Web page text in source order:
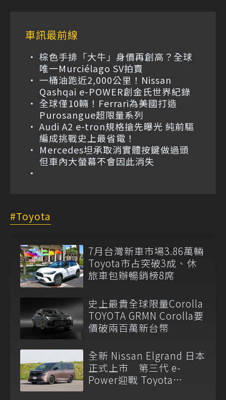
車訊最前線
棕色手排「大牛」身價再創高？全球
唯一Murciélago SV拍賣
一桶油跑近2,000公里！Nissan
Qashqai e-POWER創金氏世界紀錄
全球僅10輛！Ferrari為美國打造
Purosangue超限量系列
Audi A2 e-tron規格搶先曝光 純前驅
編成挑戰史上最省電！
Mercedes坦承取消實體按鍵做過頭
但車內大螢幕不會因此消失
Toyota
7月台灣新車市場3.86萬輛
Toyota市占突破3成、休
旅車包辦暢銷榜8席
史上最貴全球限量Corolla
TOYOTA GRMN Corolla要
價破兩百萬新台幣
全新 Nissan Elgrand 日本
正式上市 第三代 e-
Power迎戰 Toyota